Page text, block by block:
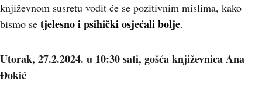
književnom susretu vodit će se pozitivnim mislima, kako
bismo se tjelesno i psihički osjećali bolje.
Utorak, 27.2.2024. u 10:30 sati, gošća književnica Ana
Đokić